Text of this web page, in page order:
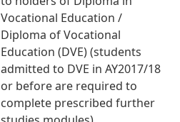
Vocational Education /
Diploma of Vocational
Education (DVE) (students
admitted to DVE in AY2017/18
or before are required to
complete prescribed further